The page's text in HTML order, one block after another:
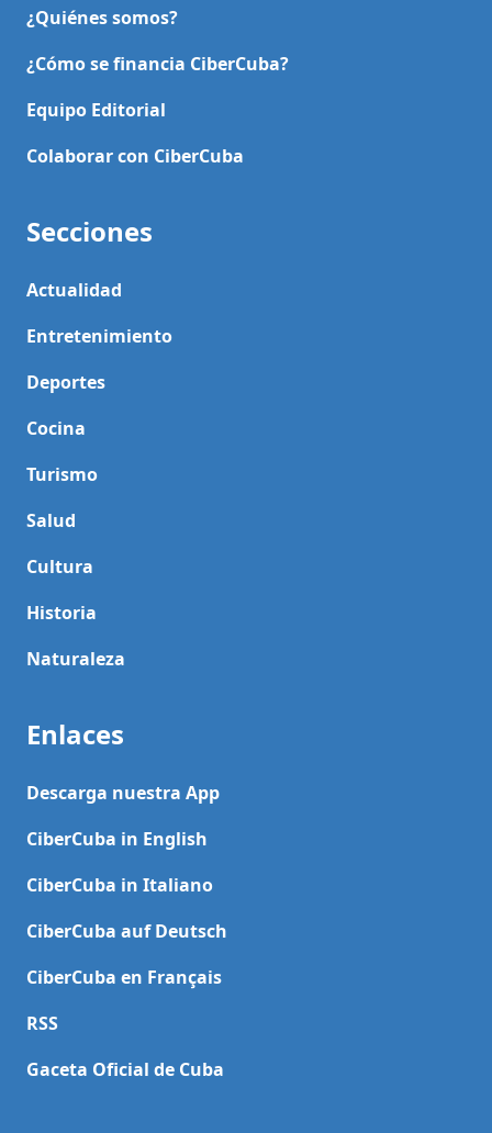
¿Quiénes somos?
¿Cómo se financia CiberCuba?
Equipo Editorial
Colaborar con CiberCuba
Secciones
Actualidad
Entretenimiento
Deportes
Cocina
Turismo
Salud
Cultura
Historia
Naturaleza
Enlaces
Descarga nuestra App
CiberCuba in English
CiberCuba in Italiano
CiberCuba auf Deutsch
CiberCuba en Français
RSS
Gaceta Oficial de Cuba